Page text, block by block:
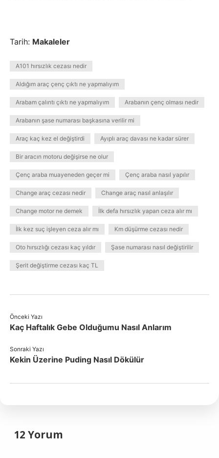
Tarih: Makaleler
A101 hırsızlık cezası nedir
Aldığım araç çenç çıktı ne yapmalıyım
Arabam çalıntı çıktı ne yapmalıyım Arabanın çenç olması nedir
Arabanın şase numarası başkasına verilir mi
Araç kaç kez el değiştirdi Ayıplı araç davası ne kadar sürer
Bir aracın motoru değişirse ne olur
Çenç araba muayeneden geçer mi Çenç araba nasıl yapılır
Change araç cezası nedir Change araç nasıl anlaşılır
Change motor ne demek İlk defa hırsızlık yapan ceza alır mı
İlk kez suç işleyen ceza alır mı Km düşürme cezası nedir
Oto hırsızlığı cezası kaç yıldır Şase numarası nasıl değiştirilir
Şerit değiştirme cezası kaç TL
Önceki Yazı
Kaç Haftalık Gebe Olduğumu Nasıl Anlarım
Sonraki Yazı
Kekin Üzerine Puding Nasıl Dökülür
12 Yorum